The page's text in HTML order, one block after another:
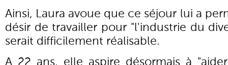
Ainsi, Laura avoue que ce séjour lui a
désir de travailler pour "l'industrie du
serait difficilement réalisable.
A 22 ans, elle aspire désormais à